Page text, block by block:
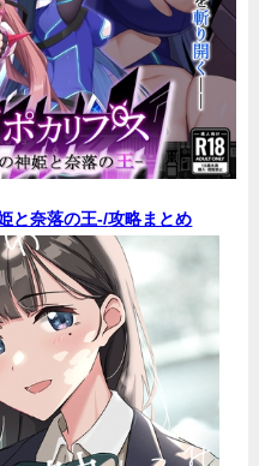
と奈落の王-/攻略まとめ